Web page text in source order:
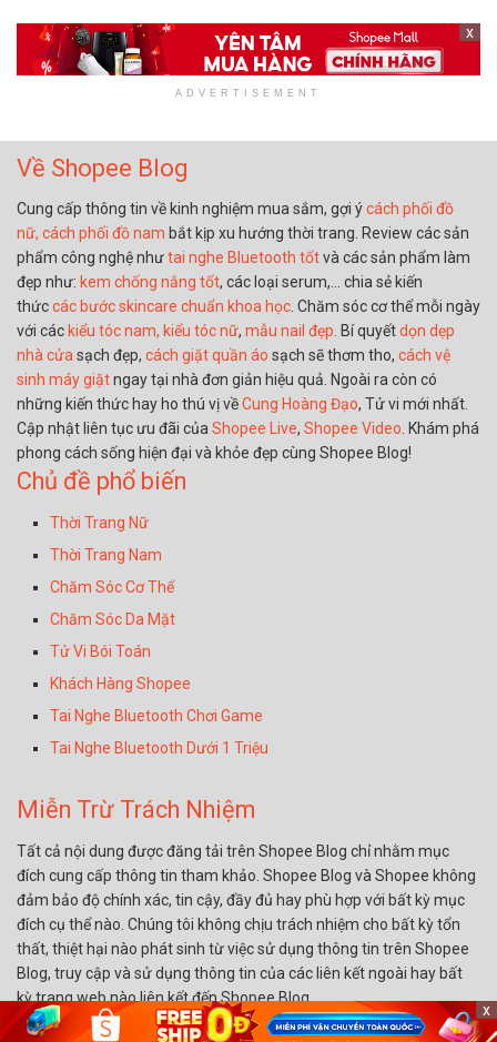
x
ADVERTISEMENT
Về Shopee Blog
Cung cấp thông tin về kinh nghiệm mua sắm, gợi ýcách phối đồ
nữ, cách phối đồ nam bắt kịp xu hướng thời trang. Review các sản
phẩm công nghệ nhưtai nghe Bluetooth tốtvà các sản phẩm làm
đẹp như: kem chống nắng tốt, các loại serum,… chia sẻ kiến
thứccác bước skincare chuẩn khoa học. Chăm sóc cơ thể mỗi ngày
với các kiểu tóc nam, kiểu tóc nữ, mẫu nail đẹp. Bí quyếtdọn dẹp
nhà cửasạch đẹp, cách giặt quần áo sạch sẽ thơm tho, cách vệ
sinh máy giặtngay tại nhà đơn giản hiệu quả. Ngoài ra còn có
những kiến thức hay ho thú vị vềCung Hoàng Đạo, Tử vi mới nhất.
Cập nhật liên tục ưu đãi củaShopee Live, Shopee Video. Khám phá
phong cách sống hiện đại và khỏe đẹp cùng Shopee Blog!
Chủ đề phổ biến
Thời Trang Nữ
Thời Trang Nam
Chăm Sóc Cơ Thể
Chăm Sóc Da Mặt
Tử Vi Bói Toán
Khách Hàng Shopee
Tai Nghe Bluetooth Chơi Game
Tai Nghe Bluetooth Dưới 1 Triệu
Miễn Trừ Trách Nhiệm
Tất cả nội dung được đăng tải trên Shopee Blog chỉ nhằm mục
đích cung cấp thông tin tham khảo. Shopee Blog và Shopee không
đảm bảo độ chính xác, tin cậy, đầy đủ hay phù hợp với bất kỳ mục
đích cụ thể nào. Chúng tôi không chịu trách nhiệm cho bất kỳ tổn
thất, thiệt hại nào phát sinh từ việc sử dụng thông tin trên Shopee
Blog, truy cập và sử dụng thông tin của các liên kết ngoài hay bất
kỳ trang web nào liên kết đến Shopee Blog.
x